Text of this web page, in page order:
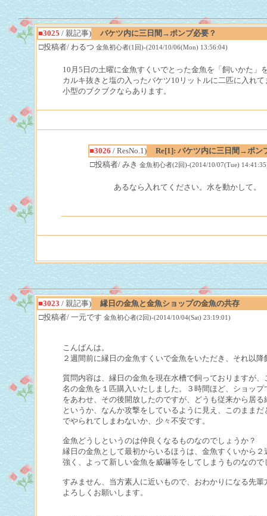
■3025 / 親記事)
バケツ内に三日間→ポンプ必要？
□投稿者/ わるつ 金魚初心者(1回)-(2014/10/06(Mon) 13:56:04)
10月5日の土曜に金魚すくいでとった金魚を「飼いかた」
カルキ抜きと塩の入ったバケツ10リットルに二匹に入れ
小型のブクブクならあります。
■3026 / ResNo.1)
Re[1]: バケツ内に三日間→ポン
□投稿者/ みき 金魚初心者(2回)-(2014/10/07(Tue)
あるなら入れてください。水を動かして。
■3023 / 親記事)
縁日の金魚と金魚ショップの金魚の共存
□投稿者/ 一元です 金魚初心者(2回)-(2014/10/04(Sat) 23:19:01)
こんばんは。
２週間前に縁日の金魚すくいで金魚をいただき、それ以
質問内容は、縁日の金魚を現在水槽で飼っておりますが
名の金魚を１匹購入いたしました。３時間ほど、ショッ
をあわせ、その後開放したのですが、どうも従来から居
というか、なんか攻撃をしているように見え、このまま
でやられてしまわないか、少々不安です。
金魚どうしというのは仲良くなるものなのでしょうか？
縁日の金魚として最初からいるほうは、金魚すくいから
強く、よって新しい金魚を威嚇等をしてしまうものなので
すみません、当方素人に近いもので、おわかりになる先
よろしくお願いします。